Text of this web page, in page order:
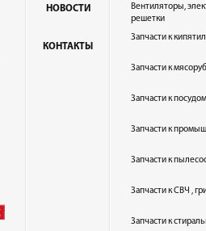
НОВОСТИ
КОНТАКТЫ
Вентиляторы,
решетки
Запчасти к
Запчасти к
Запчасти к
Запчасти к
Запчасти к
Запчасти к СВЧ ,
Запчасти к